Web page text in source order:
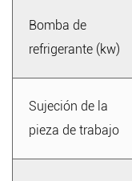
Bomba de
refrigerante (kw)
Sujeción de la
pieza de trabajo